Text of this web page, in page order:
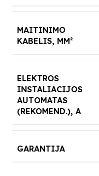
MAITINIMO
KABELIS, MM²
ELEKTROS
INSTALIACIJOS
AUTOMATAS
(REKOMEND.), A
GARANTIJA